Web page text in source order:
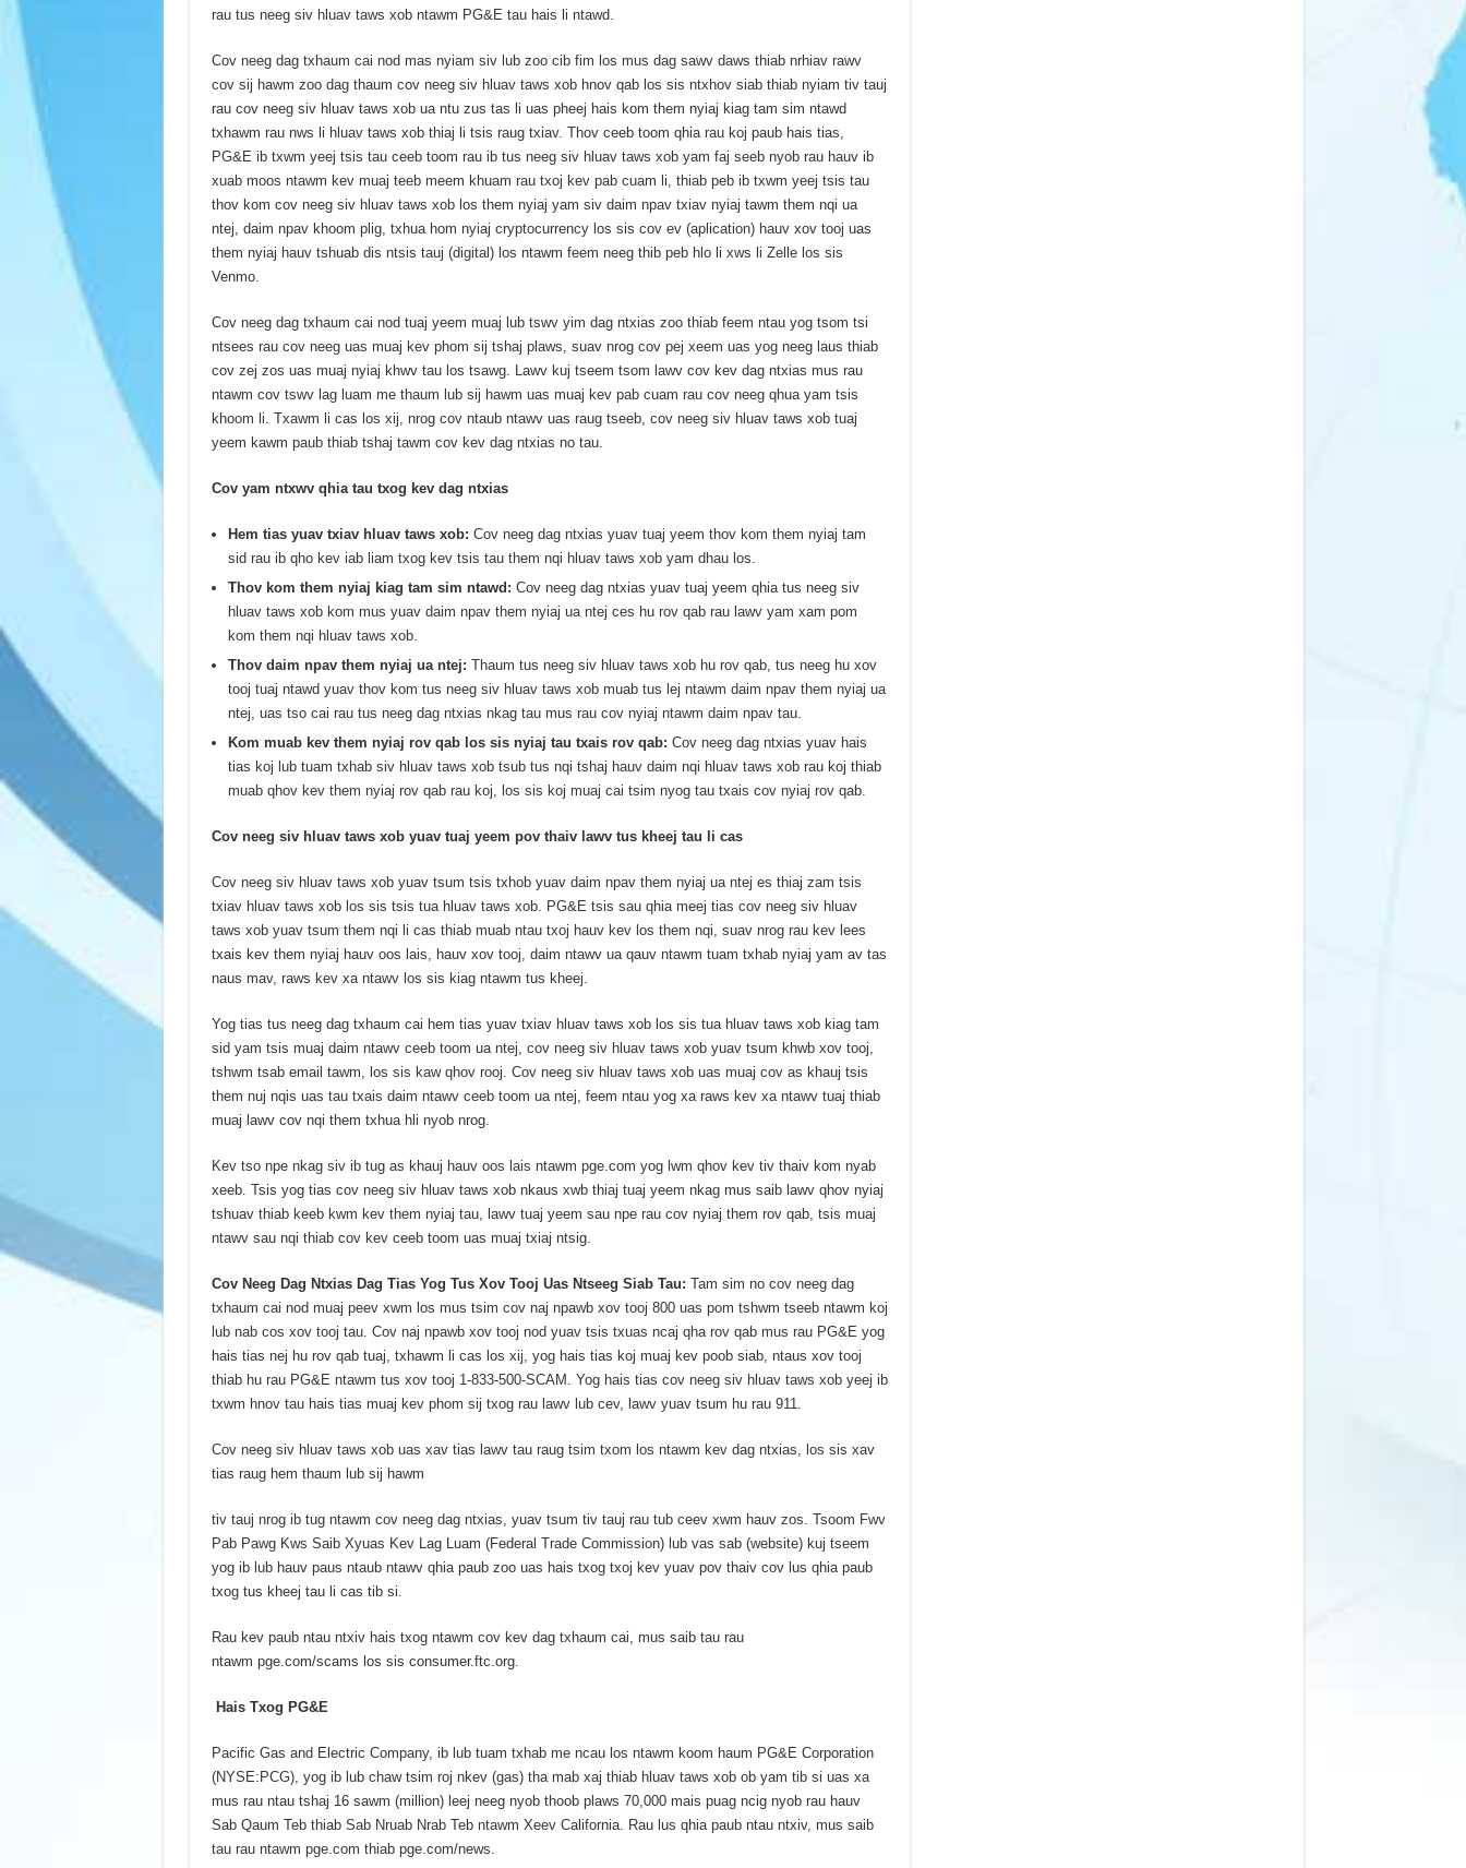
rau tus neeg siv hluav taws xob ntawm PG&E tau hais li ntawd.
Cov neeg dag txhaum cai nod mas nyiam siv lub zoo cib fim los mus dag sawv daws thiab nrhiav rawv
cov sij hawm zoo dag thaum cov neeg siv hluav taws xob hnov qab los sis ntxhov siab thiab nyiam tiv tauj
rau cov neeg siv hluav taws xob ua ntu zus tas li uas pheej hais kom them nyiaj kiag tam sim ntawd
txhawm rau nws li hluav taws xob thiaj li tsis raug txiav. Thov ceeb toom qhia rau koj paub hais tias,
PG&E ib txwm yeej tsis tau ceeb toom rau ib tus neeg siv hluav taws xob yam faj seeb nyob rau hauv ib
xuab moos ntawm kev muaj teeb meem khuam rau txoj kev pab cuam li, thiab peb ib txwm yeej tsis tau
thov kom cov neeg siv hluav taws xob los them nyiaj yam siv daim npav txiav nyiaj tawm them nqi ua
ntej, daim npav khoom plig, txhua hom nyiaj cryptocurrency los sis cov ev (aplication) hauv xov tooj uas
them nyiaj hauv tshuab dis ntsis tauj (digital) los ntawm feem neeg thib peb hlo li xws li Zelle los sis
Venmo.
Cov neeg dag txhaum cai nod tuaj yeem muaj lub tswv yim dag ntxias zoo thiab feem ntau yog tsom tsi
ntsees rau cov neeg uas muaj kev phom sij tshaj plaws, suav nrog cov pej xeem uas yog neeg laus thiab
cov zej zos uas muaj nyiaj khwv tau los tsawg. Lawv kuj tseem tsom lawv cov kev dag ntxias mus rau
ntawm cov tswv lag luam me thaum lub sij hawm uas muaj kev pab cuam rau cov neeg qhua yam tsis
khoom li. Txawm li cas los xij, nrog cov ntaub ntawv uas raug tseeb, cov neeg siv hluav taws xob tuaj
yeem kawm paub thiab tshaj tawm cov kev dag ntxias no tau.
Cov yam ntxwv qhia tau txog kev dag ntxias
Hem tias yuav txiav hluav taws xob: Cov neeg dag ntxias yuav tuaj yeem thov kom them nyiaj tam
sid rau ib qho kev iab liam txog kev tsis tau them nqi hluav taws xob yam dhau los.
Thov kom them nyiaj kiag tam sim ntawd: Cov neeg dag ntxias yuav tuaj yeem qhia tus neeg siv
hluav taws xob kom mus yuav daim npav them nyiaj ua ntej ces hu rov qab rau lawv yam xam pom
kom them nqi hluav taws xob.
Thov daim npav them nyiaj ua ntej: Thaum tus neeg siv hluav taws xob hu rov qab, tus neeg hu xov
tooj tuaj ntawd yuav thov kom tus neeg siv hluav taws xob muab tus lej ntawm daim npav them nyiaj ua
ntej, uas tso cai rau tus neeg dag ntxias nkag tau mus rau cov nyiaj ntawm daim npav tau.
Kom muab kev them nyiaj rov qab los sis nyiaj tau txais rov qab: Cov neeg dag ntxias yuav hais
tias koj lub tuam txhab siv hluav taws xob tsub tus nqi tshaj hauv daim nqi hluav taws xob rau koj thiab
muab qhov kev them nyiaj rov qab rau koj, los sis koj muaj cai tsim nyog tau txais cov nyiaj rov qab.
Cov neeg siv hluav taws xob yuav tuaj yeem pov thaiv lawv tus kheej tau li cas
Cov neeg siv hluav taws xob yuav tsum tsis txhob yuav daim npav them nyiaj ua ntej es thiaj zam tsis
txiav hluav taws xob los sis tsis tua hluav taws xob. PG&E tsis sau qhia meej tias cov neeg siv hluav
taws xob yuav tsum them nqi li cas thiab muab ntau txoj hauv kev los them nqi, suav nrog rau kev lees
txais kev them nyiaj hauv oos lais, hauv xov tooj, daim ntawv ua qauv ntawm tuam txhab nyiaj yam av tas
naus mav, raws kev xa ntawv los sis kiag ntawm tus kheej.
Yog tias tus neeg dag txhaum cai hem tias yuav txiav hluav taws xob los sis tua hluav taws xob kiag tam
sid yam tsis muaj daim ntawv ceeb toom ua ntej, cov neeg siv hluav taws xob yuav tsum khwb xov tooj,
tshwm tsab email tawm, los sis kaw qhov rooj. Cov neeg siv hluav taws xob uas muaj cov as khauj tsis
them nuj nqis uas tau txais daim ntawv ceeb toom ua ntej, feem ntau yog xa raws kev xa ntawv tuaj thiab
muaj lawv cov nqi them txhua hli nyob nrog.
Kev tso npe nkag siv ib tug as khauj hauv oos lais ntawm pge.com yog lwm qhov kev tiv thaiv kom nyab
xeeb. Tsis yog tias cov neeg siv hluav taws xob nkaus xwb thiaj tuaj yeem nkag mus saib lawv qhov nyiaj
tshuav thiab keeb kwm kev them nyiaj tau, lawv tuaj yeem sau npe rau cov nyiaj them rov qab, tsis muaj
ntawv sau nqi thiab cov kev ceeb toom uas muaj txiaj ntsig.
Cov Neeg Dag Ntxias Dag Tias Yog Tus Xov Tooj Uas Ntseeg Siab Tau: Tam sim no cov neeg dag
txhaum cai nod muaj peev xwm los mus tsim cov naj npawb xov tooj 800 uas pom tshwm tseeb ntawm koj
lub nab cos xov tooj tau. Cov naj npawb xov tooj nod yuav tsis txuas ncaj qha rov qab mus rau PG&E yog
hais tias nej hu rov qab tuaj, txhawm li cas los xij, yog hais tias koj muaj kev poob siab, ntaus xov tooj
thiab hu rau PG&E ntawm tus xov tooj 1-833-500-SCAM. Yog hais tias cov neeg siv hluav taws xob yeej ib
txwm hnov tau hais tias muaj kev phom sij txog rau lawv lub cev, lawv yuav tsum hu rau 911.
Cov neeg siv hluav taws xob uas xav tias lawv tau raug tsim txom los ntawm kev dag ntxias, los sis xav
tias raug hem thaum lub sij hawm
tiv tauj nrog ib tug ntawm cov neeg dag ntxias, yuav tsum tiv tauj rau tub ceev xwm hauv zos. Tsoom Fwv
Pab Pawg Kws Saib Xyuas Kev Lag Luam (Federal Trade Commission) lub vas sab (website) kuj tseem
yog ib lub hauv paus ntaub ntawv qhia paub zoo uas hais txog txoj kev yuav pov thaiv cov lus qhia paub
txog tus kheej tau li cas tib si.
Rau kev paub ntau ntxiv hais txog ntawm cov kev dag txhaum cai, mus saib tau rau
ntawm pge.com/scams los sis consumer.ftc.org.
Hais Txog PG&E
Pacific Gas and Electric Company, ib lub tuam txhab me ncau los ntawm koom haum PG&E Corporation
(NYSE:PCG), yog ib lub chaw tsim roj nkev (gas) tha mab xaj thiab hluav taws xob ob yam tib si uas xa
mus rau ntau tshaj 16 sawm (million) leej neeg nyob thoob plaws 70,000 mais puag ncig nyob rau hauv
Sab Qaum Teb thiab Sab Nruab Nrab Teb ntawm Xeev California. Rau lus qhia paub ntau ntxiv, mus saib
tau rau ntawm pge.com thiab pge.com/news.